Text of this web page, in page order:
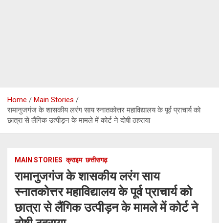
Home
Main Stories
रामानुजगंज के शासकीय लरंग साय स्नातकोत्तर महाविद्यालय के पूर्व प्राचार्य को
छात्रा से लैंगिक उत्पीड़न के मामले में कोर्ट ने दोषी ठहराया
MAIN STORIES क्राइम छत्तीसगढ़
रामानुजगंज के शासकीय लरंग साय
स्नातकोत्तर महाविद्यालय के पूर्व प्राचार्य को
छात्रा से लैंगिक उत्पीड़न के मामले में कोर्ट ने